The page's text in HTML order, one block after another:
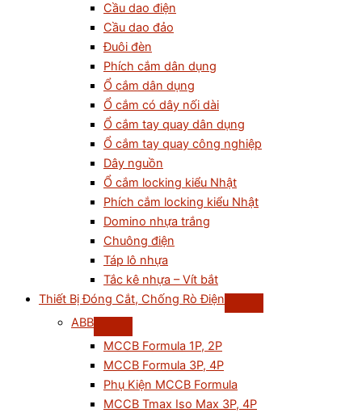
Cầu dao điện
Cầu dao đảo
Đuôi đèn
Phích cắm dân dụng
Ổ cắm dân dụng
Ổ cắm có dây nối dài
Ổ cắm tay quay dân dụng
Ổ cắm tay quay công nghiệp
Dây nguồn
Ổ cắm locking kiểu Nhật
Phích cắm locking kiểu Nhật
Domino nhựa trắng
Chuông điện
Táp lô nhựa
Tắc kê nhựa – Vít bắt
Thiết Bị Đóng Cắt, Chống Rò Điện
ABB
MCCB Formula 1P, 2P
MCCB Formula 3P, 4P
Phụ Kiện MCCB Formula
MCCB Tmax Iso Max 3P, 4P